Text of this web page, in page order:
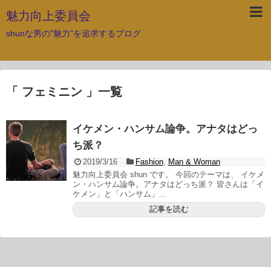
魅力向上委員会
shunな男の"魅力"を追求するブログ
「 フェミニン 」一覧
イケメン・ハンサム論争。アナタはどっ
ち派？
2019/3/16 Fashion,
Man & Woman
魅力向上委員会 shun です。 今回のテーマは、 イケメ
ン・ハンサム論争。アナタはどっち派？ 皆さんは「イ
ケメン」と「ハンサム」...
記事を読む